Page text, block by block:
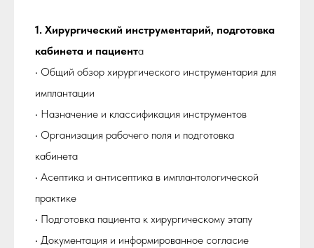
1. Хирургический инструментарий, подготовка
кабинета и пациента
• Общий обзор хирургического инструментария для
имплантации
• Назначение и классификация инструментов
• Организация рабочего поля и подготовка
кабинета
• Асептика и антисептика в имплантологической
практике
• Подготовка пациента к хирургическому этапу
• Документация и информированное согласие